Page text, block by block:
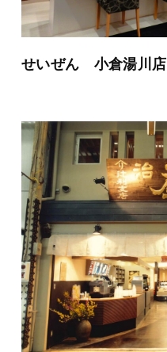
せいぜん 小倉湯川店